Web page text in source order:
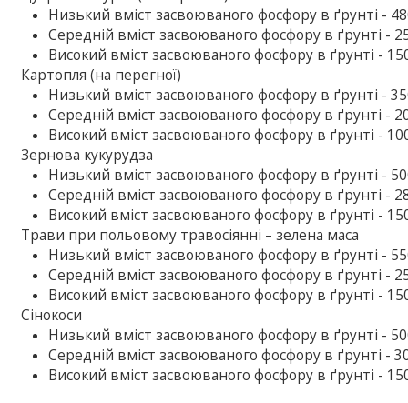
Низький вміст засвоюваного фосфору в ґрунті -
Середній вміст засвоюваного фосфору в ґрунті -
Високий вміст засвоюваного фосфору в ґрунті -
Картопля (на перегної)
Низький вміст засвоюваного фосфору в ґрунті -
Середній вміст засвоюваного фосфору в ґрунті -
Високий вміст засвоюваного фосфору в ґрунті -
Зернова кукурудза
Низький вміст засвоюваного фосфору в ґрунті -
Середній вміст засвоюваного фосфору в ґрунті -
Високий вміст засвоюваного фосфору в ґрунті -
Трави при польовому травосіянні – зелена маса
Низький вміст засвоюваного фосфору в ґрунті -
Середній вміст засвоюваного фосфору в ґрунті -
Високий вміст засвоюваного фосфору в ґрунті -
Сінокоси
Низький вміст засвоюваного фосфору в ґрунті -
Середній вміст засвоюваного фосфору в ґрунті -
Високий вміст засвоюваного фосфору в ґрунті -